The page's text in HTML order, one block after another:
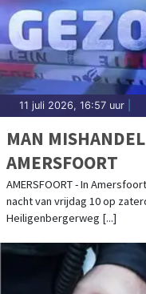
11 juli 2026, 16:57 uur
MAN
AMERSFOORT
AMERSFOORT - In
nacht van vrijdag 10 op
Heiligenbergerweg [...]